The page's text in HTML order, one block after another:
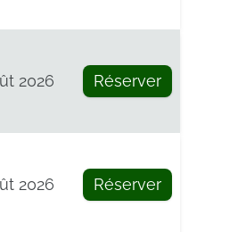
2026 Réserver
2026 Réserver